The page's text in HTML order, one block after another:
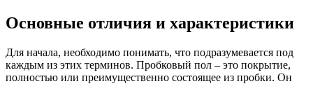
Основные отличия и характеристики
Для начала, необходимо понимать, что подразумевается под
каждым из этих терминов. Пробковый пол – это покрытие,
полностью или преимущественно состоящее из пробки. Он